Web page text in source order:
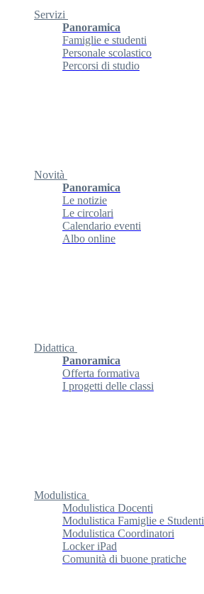
Servizi
Panoramica
Famiglie e studenti
Personale scolastico
Percorsi di studio
Novità
Panoramica
Le notizie
Le circolari
Calendario eventi
Albo online
Didattica
Panoramica
Offerta formativa
I progetti delle classi
Modulistica
Modulistica Docenti
Modulistica Famiglie e Studenti
Modulistica Coordinatori
Locker iPad
Comunità di buone pratiche